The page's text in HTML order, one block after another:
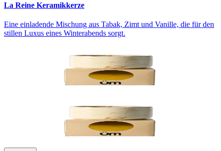
La Reine Keramikkerze
Eine einladende Mischung aus Tabak, Zimt und Vanille, die für den
stillen Luxus eines Winterabends sorgt.